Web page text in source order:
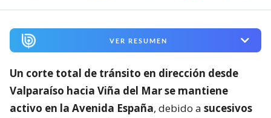
VER RESUMEN
Un corte total de tránsito en dirección desde
Valparaíso hacia Viña del Mar se mantiene
activo en la Avenida España, debido a sucesivos